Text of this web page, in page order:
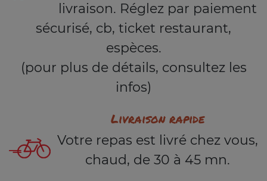
livraison. Réglez par paiement
sécurisé, cb, ticket restaurant,
espèces.
(pour plus de détails, consultez les
infos)
Livraison rapide
Votre repas est livré chez vous,
chaud, de 30 à 45 mn.